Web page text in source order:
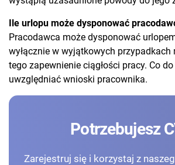
Ile urlopu może dysponować
Pracodawca może dysponować
wyłącznie w wyjątkowych przypadkach
tego zapewnienie ciągłości pracy. Co
uwzględniać wnioski pracownika.
Potrzebujesz
Zarejestruj się i korzystaj z